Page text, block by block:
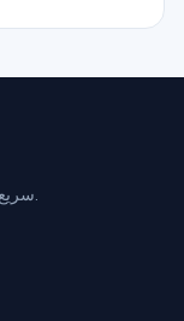
أداة مجانية لتحليل SEO سريع للموقع مع توصيات عملية.